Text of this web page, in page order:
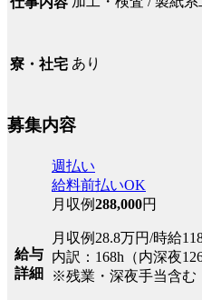
寮・社宅 あり
募集内容
給与
詳細
週払い
給料前払いOK
月収例288,000円
月収例28.8万円/時給
内訳：168h（内深夜
※残業・深夜手当含む